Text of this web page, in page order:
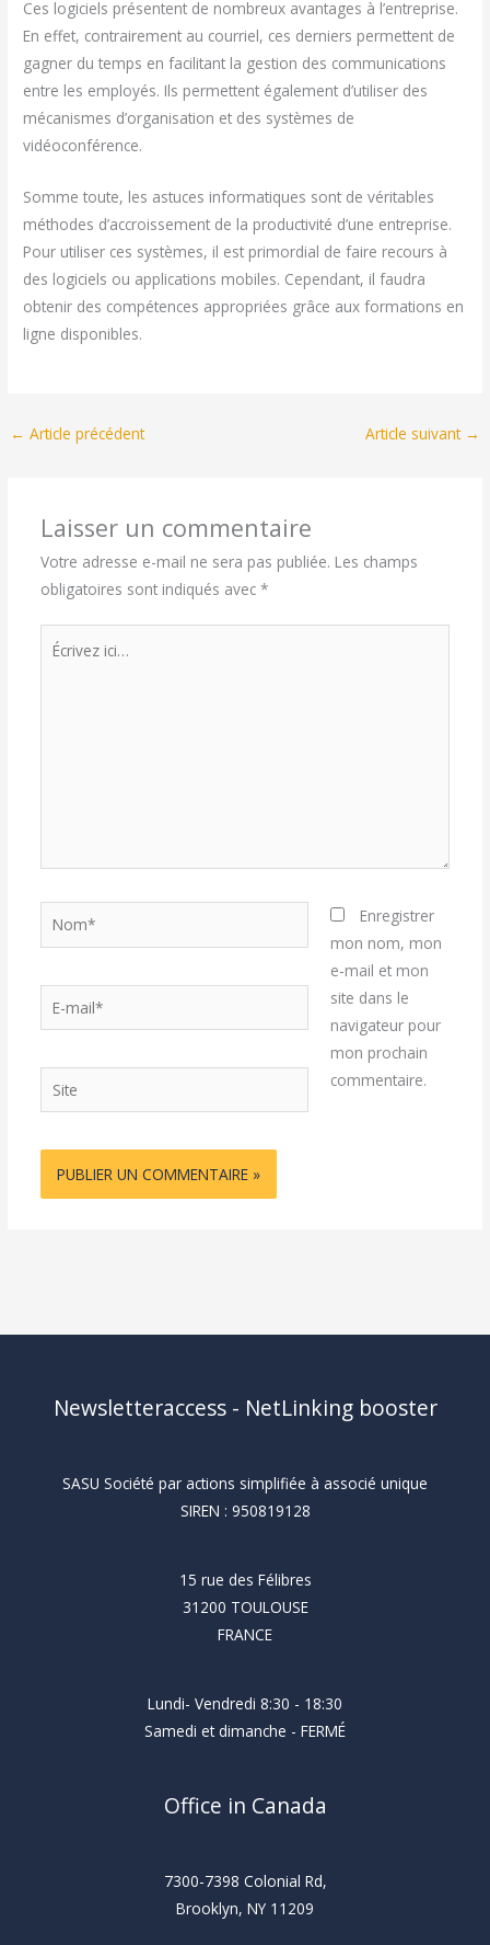
Ces logiciels présentent de nombreux avantages à l’entreprise.
En effet, contrairement au courriel, ces derniers permettent de
gagner du temps en facilitant la gestion des communications
entre les employés. Ils permettent également d’utiliser des
mécanismes d’organisation et des systèmes de
vidéoconférence.
Somme toute, les astuces informatiques sont de véritables
méthodes d’accroissement de la productivité d’une entreprise.
Pour utiliser ces systèmes, il est primordial de faire recours à
des logiciels ou applications mobiles. Cependant, il faudra
obtenir des compétences appropriées grâce aux formations en
ligne disponibles.
← Article précédent Article suivant →
Laisser un commentaire
Votre adresse e-mail ne sera pas publiée. Les champs
obligatoires sont indiqués avec *
Écrivez
Nom*
mail*
Site
Enregistrer
mon nom, mon
e-mail et mon
site dans le
navigateur pour
mon prochain
commentaire.
Newsletteraccess - NetLinking booster
SASU Société par actions simplifiée à associé unique
SIREN : 950819128
15 rue des Félibres
31200 TOULOUSE
FRANCE
Lundi- Vendredi 8:30 - 18:30
Samedi et dimanche - FERMÉ
Office in Canada
7300-7398 Colonial Rd,
Brooklyn, NY 11209